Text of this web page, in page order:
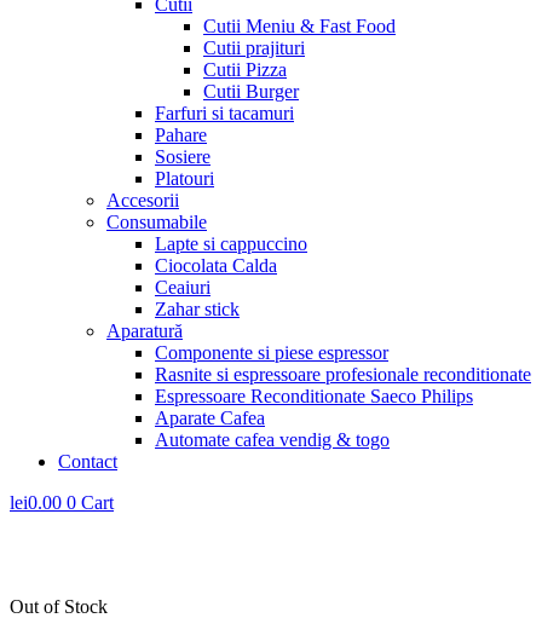
Cutii
Cutii Meniu & Fast Food
Cutii prajituri
Cutii Pizza
Cutii Burger
Farfuri si tacamuri
Pahare
Sosiere
Platouri
Accesorii
Consumabile
Lapte si cappuccino
Ciocolata Calda
Ceaiuri
Zahar stick
Aparatură
Componente si piese espressor
Rasnite si espressoare profesionale reconditionate
Espressoare Reconditionate Saeco Philips
Aparate Cafea
Automate cafea vendig & togo
Contact
lei0.00 0 Cart
Out of Stock